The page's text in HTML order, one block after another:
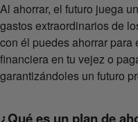
Al ahorrar, el futuro juega
gastos extraordinarios de
con él puedes ahorrar para
financiera en tu vejez o
garantizándoles un futuro
¿Qué es un plan de